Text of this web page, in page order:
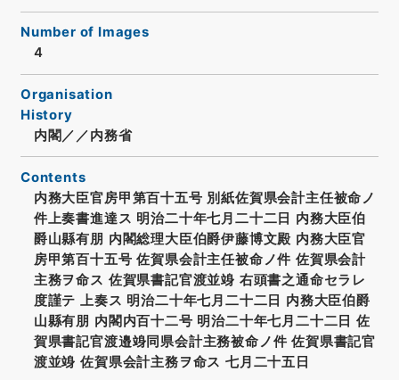
Number of Images
4
Organisation
History
内閣／／内務省
Contents
内務大臣官房甲第百十五号 別紙佐賀県会計主任被命ノ
件上奏書進達ス 明治二十年七月二十二日 内務大臣伯
爵山縣有朋 内閣総理大臣伯爵伊藤博文殿 内務大臣官
房甲第百十五号 佐賀県会計主任被命ノ件 佐賀県会計
主務ヲ命ス 佐賀県書記官渡並竧 右頭書之通命セラレ
度謹テ 上奏ス 明治二十年七月二十二日 内務大臣伯爵
山縣有朋 内閣内百十二号 明治二十年七月二十二日 佐
賀県書記官渡邉竧同県会計主務被命ノ件 佐賀県書記官
渡並竧 佐賀県会計主務ヲ命ス 七月二十五日